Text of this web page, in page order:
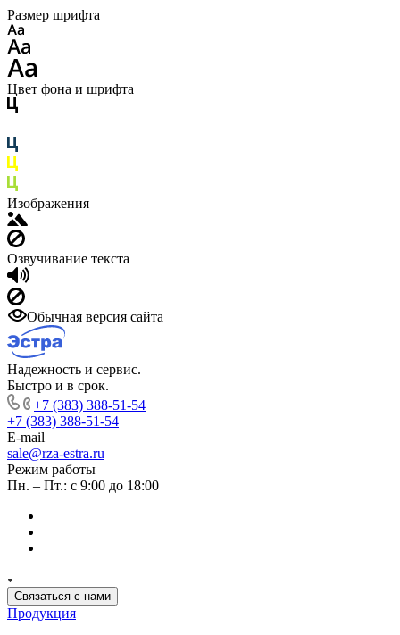
Размер шрифта
Цвет фона и шрифта
Изображения
Озвучивание текста
Обычная версия сайта
Надежность и сервис.
Быстро и в срок.
+7 (383) 388-51-54
+7 (383) 388-51-54
E-mail
sale@rza-estra.ru
Режим работы
Пн. – Пт.: с 9:00 до 18:00
Связаться с нами
Продукция